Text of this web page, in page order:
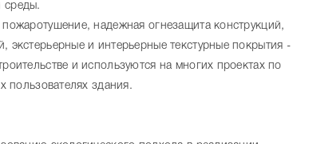
среды.
надежная огнезащита конструкций,
и интерьерные текстурные покрытия -
и используются на многих проектах по
пользователях здания.